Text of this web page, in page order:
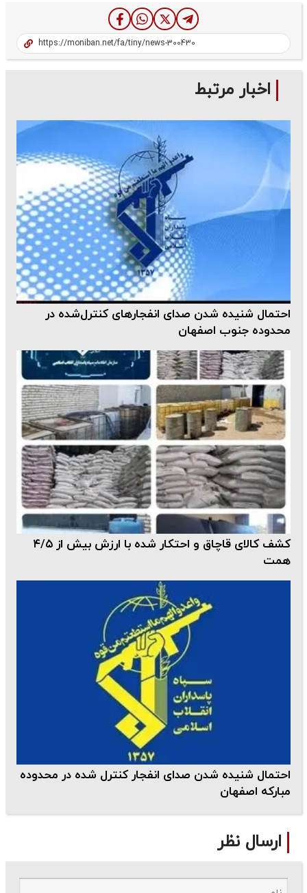
اخبار مرتبط
احتمال شنیده شدن صدای انفجارهای کنترل‌شده در
محدوده جنوب اصفهان
کشف کالای قاچاق و احتکار شده با ارزش بیش از ۴/۵
همت
احتمال شنیده شدن صدای انفجار کنترل شده در محدوده
مبارکه اصفهان
ارسال نظر